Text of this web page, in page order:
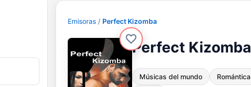
Emisoras Perfect Kizomba
Perfect Kizomba
Músicas del mundo Romántica